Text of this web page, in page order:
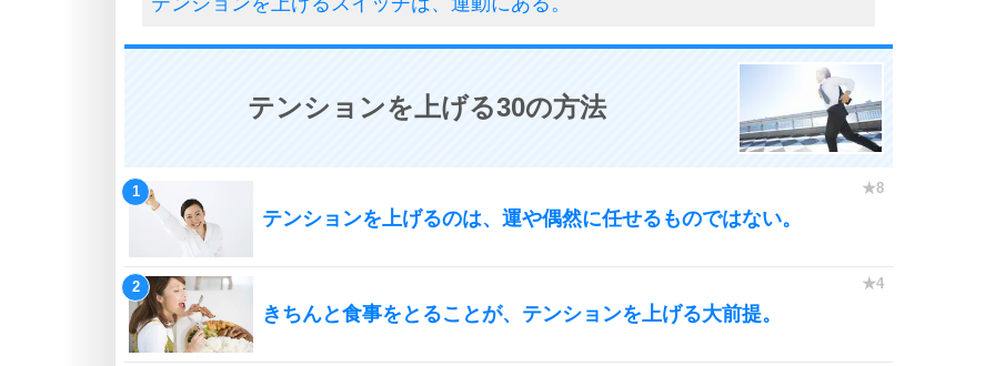
テンションを上げる30の方法
テンションを上げるのは、運や偶然に任せるものではない。
きちんと食事をとることが、テンションを上げる大前提。